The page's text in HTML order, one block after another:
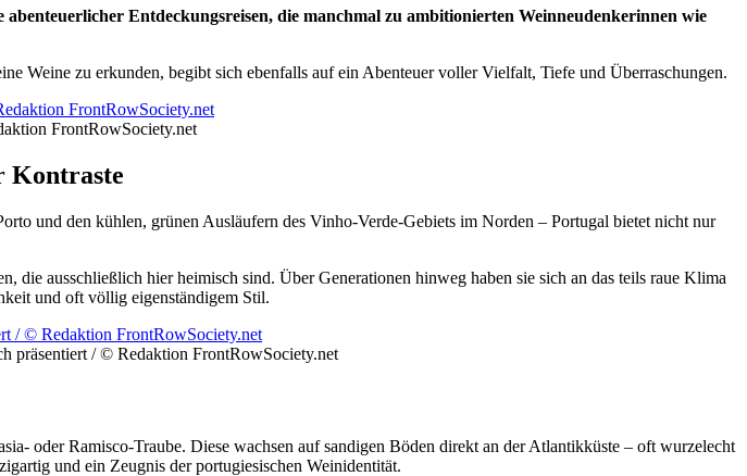
Entdeckungsreisen, die manchmal zu ambitionierten Weinneudenkerinnen wie
Weine zu erkunden, begibt sich ebenfalls auf ein Abenteuer voller Vielfalt, Tiefe und Überraschungen.
FrontRowSociety.net
Kontraste
und den kühlen, grünen Ausläufern des Vinho-Verde-Gebiets im Norden – Portugal bietet nicht nur
ausschließlich hier heimisch sind. Über Generationen hinweg haben sie sich an das teils raue Klima
und oft völlig eigenständigem Stil.
präsentiert / © Redaktion FrontRowSociety.net
oder Ramisco-Traube. Diese wachsen auf sandigen Böden direkt an der Atlantikküste – oft wurzelecht
und ein Zeugnis der portugiesischen Weinidentität.